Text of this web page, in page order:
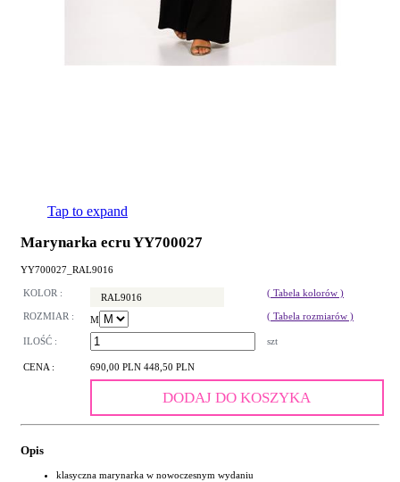
Tap to expand
Marynarka ecru YY700027
YY700027_RAL9016
KOLOR : RAL9016 ( Tabela kolorów )
ROZMIAR : M ( Tabela rozmiarów )
ILOŚĆ : szt
CENA : 690,00 PLN 448,50 PLN
DODAJ DO KOSZYKA
Opis
klasyczna marynarka w nowoczesnym wydaniu